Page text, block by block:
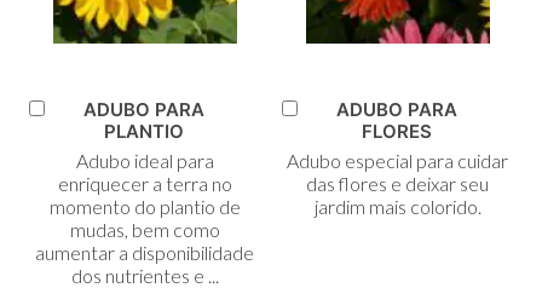
Adicionar
Carrinho
ADUBO PARA
PLANTIO
Adubo ideal para
enriquecer a terra no
momento do plantio de
mudas, bem como
aumentar a disponibilidade
dos nutrientes e ...
Adicionar
Carrinho
ADUBO PARA
FLORES
Adubo especial para cuidar
das flores e deixar seu
jardim mais colorido.